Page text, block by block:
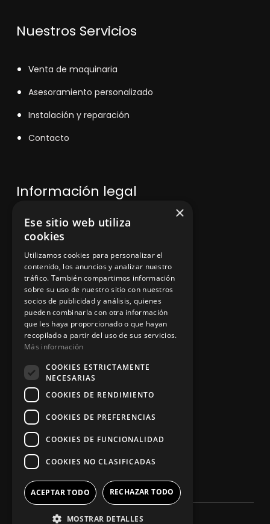
Nuestros Servicios
Venta de maquinaria
Asesoramiento personalizado
Instalación y reparación
Contacto
Información legal
Política de privacidad
Aviso legal
App Zine Hostelería
Síguenos
×
Ese sitio web utiliza
cookies
Utilizamos cookies para personalizar el
contenido, los anuncios y analizar nuestro
tráfico. También compartimos información
sobre su uso de nuestro sitio con nuestros
socios de publicidad y análisis, quienes
pueden combinarla con otra información
que les haya proporcionado o que hayan
recopilado a partir del uso de sus servicios.
Más información
COOKIES ESTRICTAMENTE
NECESARIAS
COOKIES DE RENDIMIENTO
COOKIES DE PREFERENCIAS
COOKIES DE FUNCIONALIDAD
COOKIES NO CLASIFICADAS
ACEPTAR TODO RECHAZAR TODO
MOSTRAR DETALLES